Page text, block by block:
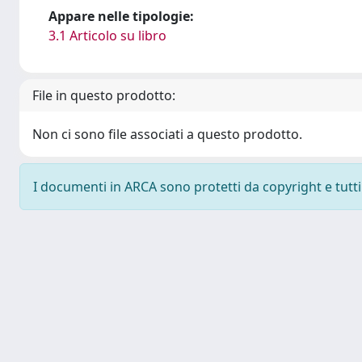
Appare nelle tipologie:
3.1 Articolo su libro
File in questo prodotto:
Non ci sono file associati a questo prodotto.
I documenti in ARCA sono protetti da copyright e